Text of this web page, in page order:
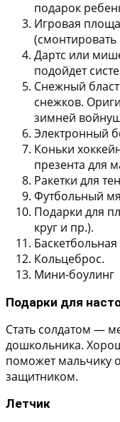
подарок
Игровая
Дартс или
подойдет
Снежный
снежков.
зимней
Электронный
Коньки
презента для
Ракетки для
Футбольный
Подарки для
круг и пр.).
Кольцеброс.
Мини-боулинг
Подарки для
Стать солдатом —
дошкольника.
поможет мальчику
защитником.
Летчик